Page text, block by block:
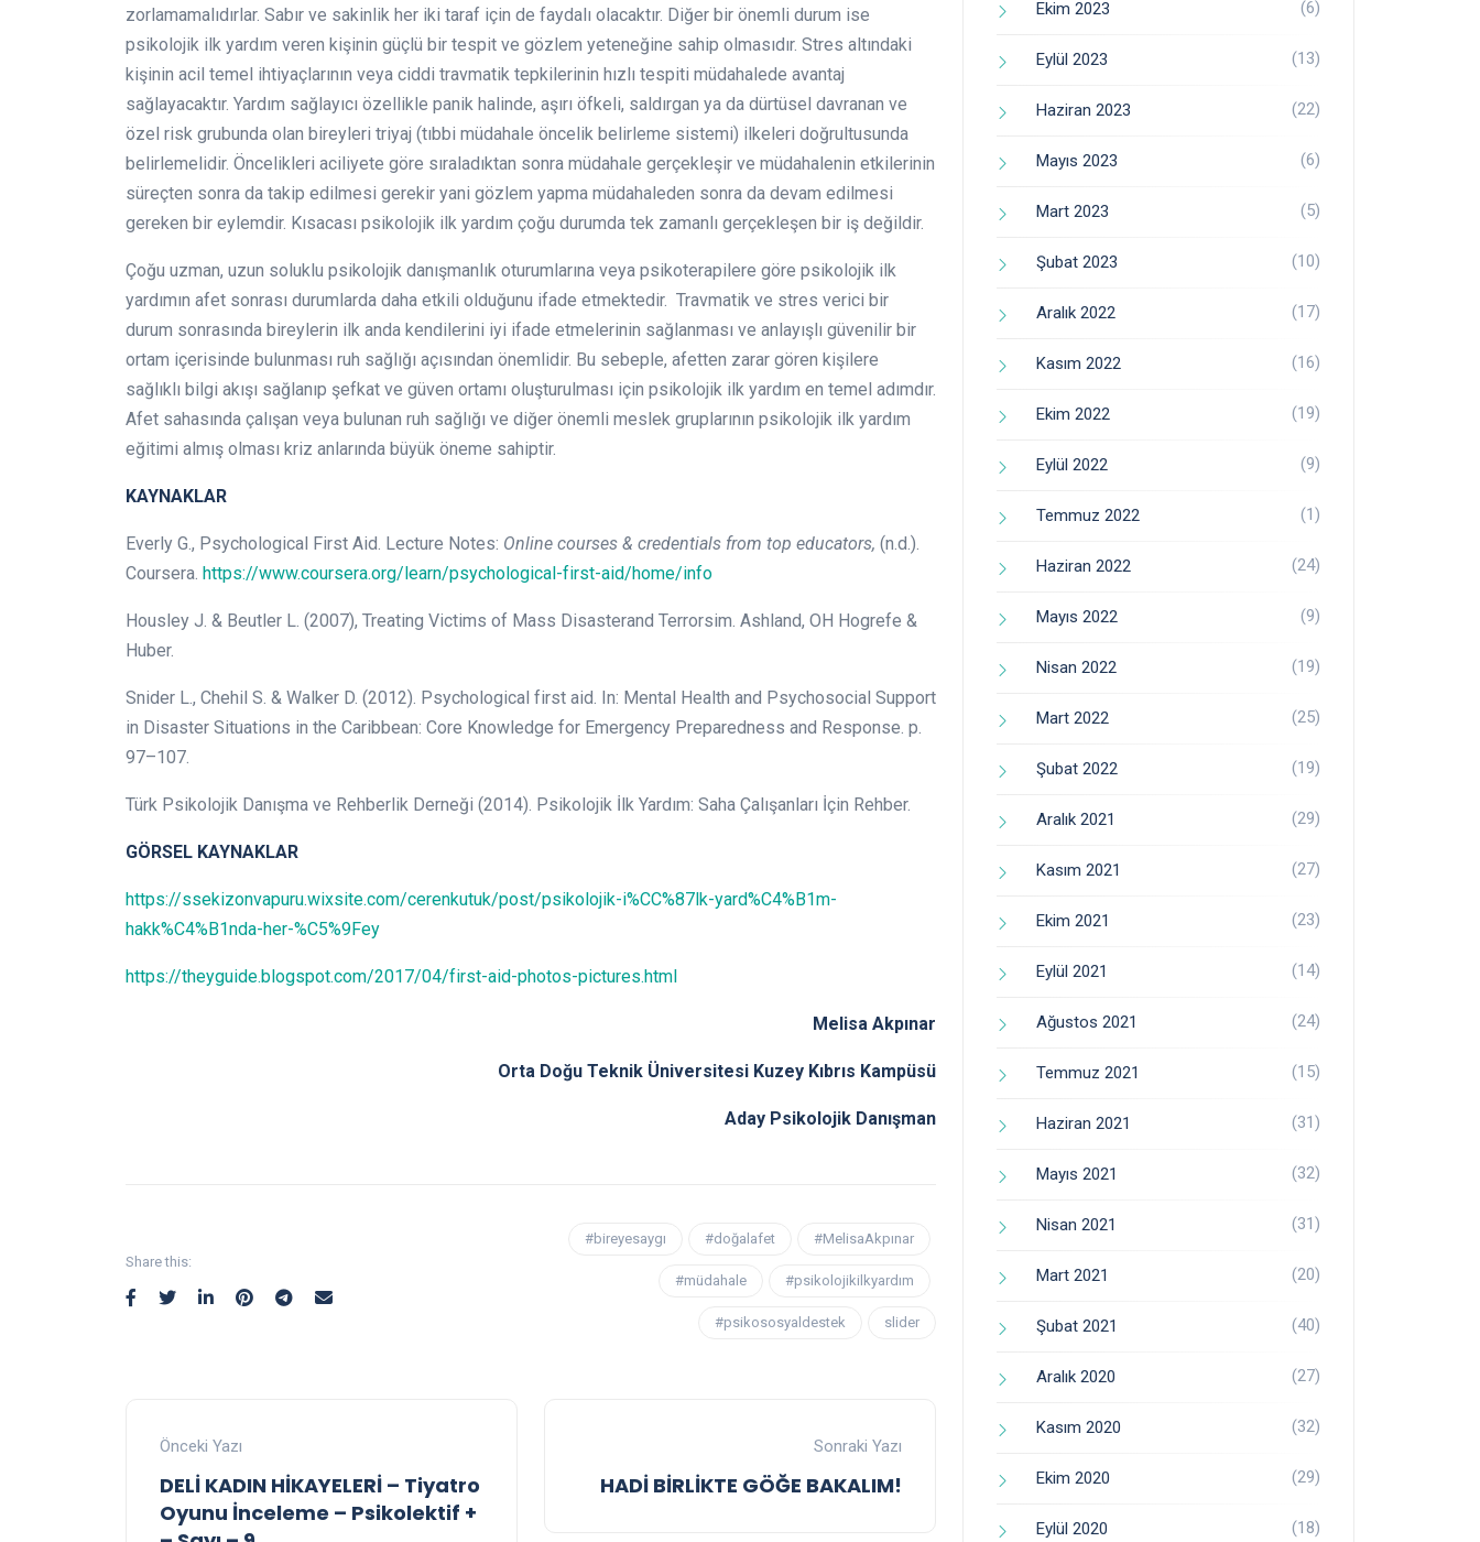
zorlamamalıdırlar. Sabır ve sakinlik her iki taraf için de faydalı olacaktır. Diğer bir önemli durum ise
psikolojik ilk yardım veren kişinin güçlü bir tespit ve gözlem yeteneğine sahip olmasıdır. Stres altındaki
kişinin acil temel ihtiyaçlarının veya ciddi travmatik tepkilerinin hızlı tespiti müdahalede avantaj
sağlayacaktır. Yardım sağlayıcı özellikle panik halinde, aşırı öfkeli, saldırgan ya da dürtüsel davranan ve
özel risk grubunda olan bireyleri triyaj (tıbbi müdahale öncelik belirleme sistemi) ilkeleri doğrultusunda
belirlemelidir. Öncelikleri aciliyete göre sıraladıktan sonra müdahale gerçekleşir ve müdahalenin etkilerinin
süreçten sonra da takip edilmesi gerekir yani gözlem yapma müdahaleden sonra da devam edilmesi
gereken bir eylemdir. Kısacası psikolojik ilk yardım çoğu durumda tek zamanlı gerçekleşen bir iş değildir.
Çoğu uzman, uzun soluklu psikolojik danışmanlık oturumlarına veya psikoterapilere göre psikolojik ilk
yardımın afet sonrası durumlarda daha etkili olduğunu ifade etmektedir. Travmatik ve stres verici bir
durum sonrasında bireylerin ilk anda kendilerini iyi ifade etmelerinin sağlanması ve anlayışlı güvenilir bir
ortam içerisinde bulunması ruh sağlığı açısından önemlidir. Bu sebeple, afetten zarar gören kişilere
sağlıklı bilgi akışı sağlanıp şefkat ve güven ortamı oluşturulması için psikolojik ilk yardım en temel adımdır.
Afet sahasında çalışan veya bulunan ruh sağlığı ve diğer önemli meslek gruplarının psikolojik ilk yardım
eğitimi almış olması kriz anlarında büyük öneme sahiptir.
KAYNAKLAR
Everly G., Psychological First Aid. Lecture Notes: Online courses & credentials from top educators, (n.d.).
Coursera. https://www.coursera.org/learn/psychological-first-aid/home/info
Housley J. & Beutler L. (2007), Treating Victims of Mass Disasterand Terrorsim. Ashland, OH Hogrefe &
Huber.
Snider L., Chehil S. & Walker D. (2012). Psychological first aid. In: Mental Health and Psychosocial Support
in Disaster Situations in the Caribbean: Core Knowledge for Emergency Preparedness and Response. p.
97–107.
Türk Psikolojik Danışma ve Rehberlik Derneği (2014). Psikolojik İlk Yardım: Saha Çalışanları İçin Rehber.
GÖRSEL KAYNAKLAR
https://ssekizonvapuru.wixsite.com/cerenkutuk/post/psikolojik-i%CC%87lk-yard%C4%B1m-
hakk%C4%B1nda-her-%C5%9Fey
https://theyguide.blogspot.com/2017/04/first-aid-photos-pictures.html
Melisa Akpınar
Orta Doğu Teknik Üniversitesi Kuzey Kıbrıs Kampüsü
Aday Psikolojik Danışman
Share this:
#bireyesaygı #doğalafet #MelisaAkpınar
#müdahale #psikolojikilkyardım
#psikososyaldestek slider
Önceki Yazı
DELİ KADIN HİKAYELERİ – Tiyatro
Oyunu İnceleme – Psikolektif +
Sonraki Yazı
HADİ BİRLİKTE GÖĞE BAKALIM!
Ekim 2023 (6)
Eylül 2023 (13)
Haziran 2023 (22)
Mayıs 2023 (6)
Mart 2023 (5)
Şubat 2023 (10)
Aralık 2022 (17)
Kasım 2022 (16)
Ekim 2022 (19)
Eylül 2022 (9)
Temmuz 2022 (1)
Haziran 2022 (24)
Mayıs 2022 (9)
Nisan 2022 (19)
Mart 2022 (25)
Şubat 2022 (19)
Aralık 2021 (29)
Kasım 2021 (27)
Ekim 2021 (23)
Eylül 2021 (14)
Ağustos 2021 (24)
Temmuz 2021 (15)
Haziran 2021 (31)
Mayıs 2021 (32)
Nisan 2021 (31)
Mart 2021 (20)
Şubat 2021 (40)
Aralık 2020 (27)
Kasım 2020 (32)
Ekim 2020 (29)
Eylül 2020 (18)